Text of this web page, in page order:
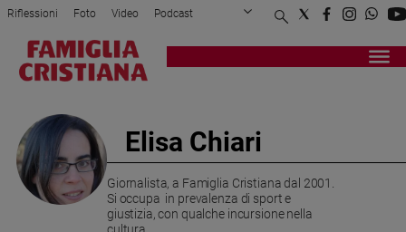
Attualità
Cronaca
Politica
Mondo
Economia
Riflessioni Foto Video Podcast
Privacy Policy Chi siamo
Registrati Redazione
Elisa Chiari
Giornalista, a Famiglia Cristiana dal 2001.
Si occupa in prevalenza di sport e
giustizia, con qualche incursione nella